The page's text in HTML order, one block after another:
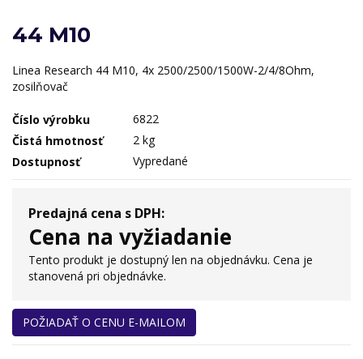
44 M10
Linea Research 44 M10, 4x 2500/2500/1500W-2/4/8Ohm,
zosilňovač
Číslo výrobku
6822
Čistá hmotnosť
2 kg
Dostupnosť
Vypredané
Predajná cena s DPH:
Cena na vyžiadanie
Tento produkt je dostupný len na objednávku. Cena je
stanovená pri objednávke.
POŽIADAŤ O CENU E-MAILOM